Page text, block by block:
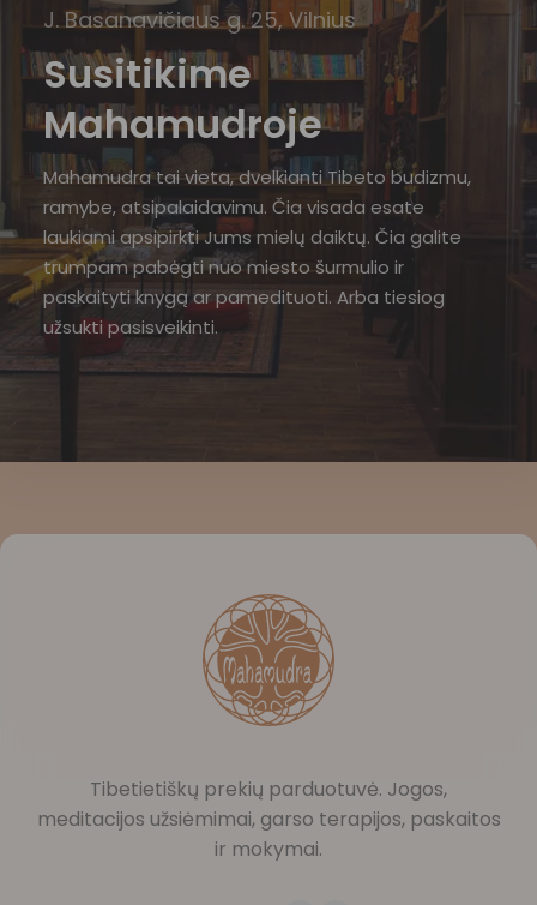
J. Basanavičiaus g. 25, Vilnius
Susitikime
Mahamudroje
Mahamudra tai vieta, dvelkianti Tibeto budizmu,
ramybe, atsipalaidavimu. Čia visada esate
laukiami apsipirkti Jums mielų daiktų. Čia galite
trumpam pabėgti nuo miesto šurmulio ir
paskaityti knygą ar pamedituoti. Arba tiesiog
užsukti pasisveikinti.
Tibetietiškų prekių parduotuvė. Jogos,
meditacijos užsiėmimai, garso terapijos, paskaitos
ir mokymai.